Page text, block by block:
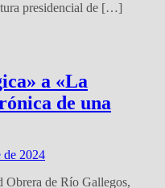
presidencial de […]
a «La
de una
de 2024
Obrera de Río Gallegos,